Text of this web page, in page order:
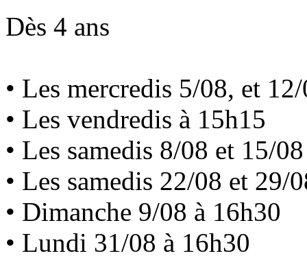
Dès 4 ans
• Les mercredis 5/08, et
• Les vendredis à 15h15
• Les samedis 8/08 et 15/
• Les samedis 22/08 et 29/
• Dimanche 9/08 à 16h30
• Lundi 31/08 à 16h30